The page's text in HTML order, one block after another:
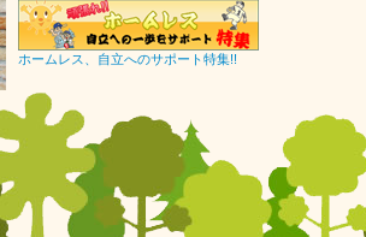
ホームレス、自立へのサポート特集!!